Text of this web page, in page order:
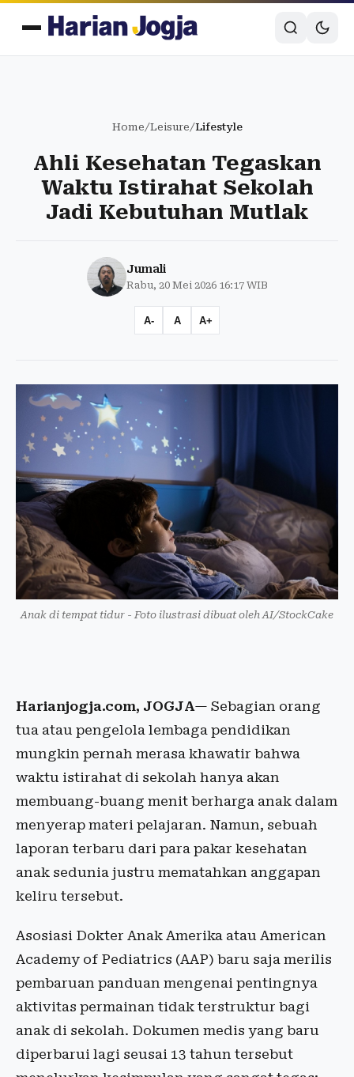
Home/Leisure/Lifestyle
Ahli Kesehatan Tegaskan
Waktu Istirahat Sekolah
Jadi Kebutuhan Mutlak
Jumali
Rabu, 20 Mei 2026 16:17 WIB
A- A A+
Anak di tempat tidur - Foto ilustrasi dibuat oleh AI/StockCake
Harianjogja.com, JOGJA— Sebagian orang
tua atau pengelola lembaga pendidikan
mungkin pernah merasa khawatir bahwa
waktu istirahat di sekolah hanya akan
membuang-buang menit berharga anak dalam
menyerap materi pelajaran. Namun, sebuah
laporan terbaru dari para pakar kesehatan
anak sedunia justru mematahkan anggapan
keliru tersebut.
Asosiasi Dokter Anak Amerika atau American
Academy of Pediatrics (AAP) baru saja merilis
pembaruan panduan mengenai pentingnya
aktivitas permainan tidak terstruktur bagi
anak di sekolah. Dokumen medis yang baru
diperbarui lagi seusai 13 tahun tersebut